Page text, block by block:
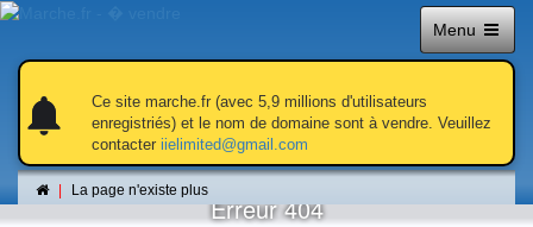
Menu
notifications
notifications
Ce site marche.fr (avec 5,9 millions d'utilisateurs
enregistriés) et le nom de domaine sont à vendre. Veuillez
contacter iielimited@gmail.com
La page n'existe plusLa page n'existe plus
Erreur 404